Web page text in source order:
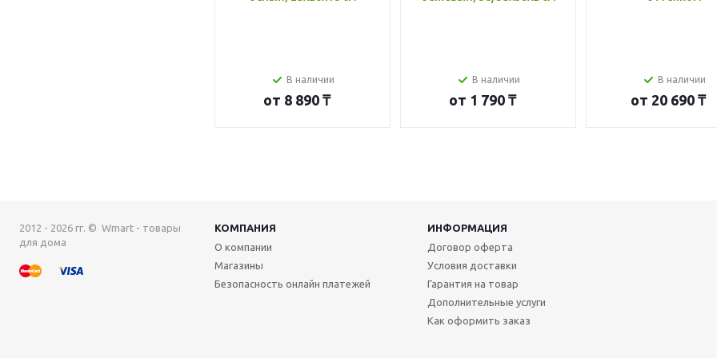
В наличии
от 8 890 ₸
В наличии
от 1 790 ₸
В наличии
от 20 690 ₸
2012 - 2026 гг. © Wmart - товары
для дома
КОМПАНИЯ
ИНФОРМАЦИЯ
О компании
Магазины
Безопасность онлайн платежей
Договор оферта
Условия доставки
Гарантия на товар
Дополнительные услуги
Как оформить заказ